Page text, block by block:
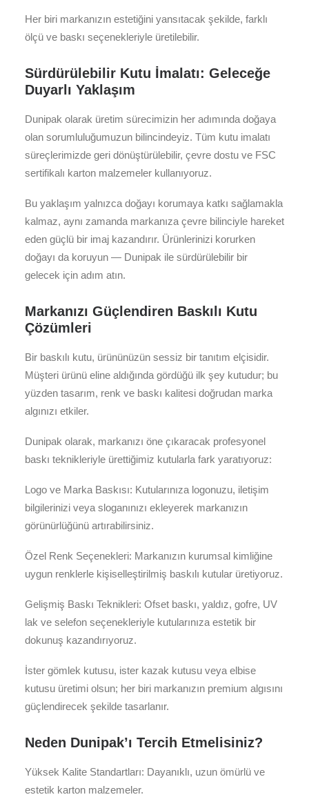
Her biri markanızın estetiğini yansıtacak şekilde, farklı
ölçü ve baskı seçenekleriyle üretilebilir.
Sürdürülebilir Kutu İmalatı: Geleceğe
Duyarlı Yaklaşım
Dunipak olarak üretim sürecimizin her adımında doğaya
olan sorumluluğumuzun bilincindeyiz. Tüm kutu imalatı
süreçlerimizde geri dönüştürülebilir, çevre dostu ve FSC
sertifikalı karton malzemeler kullanıyoruz.
Bu yaklaşım yalnızca doğayı korumaya katkı sağlamakla
kalmaz, aynı zamanda markanıza çevre bilinciyle hareket
eden güçlü bir imaj kazandırır. Ürünlerinizi korurken
doğayı da koruyun — Dunipak ile sürdürülebilir bir
gelecek için adım atın.
Markanızı Güçlendiren Baskılı Kutu
Çözümleri
Bir baskılı kutu, ürününüzün sessiz bir tanıtım elçisidir.
Müşteri ürünü eline aldığında gördüğü ilk şey kutudur; bu
yüzden tasarım, renk ve baskı kalitesi doğrudan marka
algınızı etkiler.
Dunipak olarak, markanızı öne çıkaracak profesyonel
baskı teknikleriyle ürettiğimiz kutularla fark yaratıyoruz:
Logo ve Marka Baskısı: Kutularınıza logonuzu, iletişim
bilgilerinizi veya sloganınızı ekleyerek markanızın
görünürlüğünü artırabilirsiniz.
Özel Renk Seçenekleri: Markanızın kurumsal kimliğine
uygun renklerle kişiselleştirilmiş baskılı kutular üretiyoruz.
Gelişmiş Baskı Teknikleri: Ofset baskı, yaldız, gofre, UV
lak ve selefon seçenekleriyle kutularınıza estetik bir
dokunuş kazandırıyoruz.
İster gömlek kutusu, ister kazak kutusu veya elbise
kutusu üretimi olsun; her biri markanızın premium algısını
güçlendirecek şekilde tasarlanır.
Neden Dunipak’ı Tercih Etmelisiniz?
Yüksek Kalite Standartları: Dayanıklı, uzun ömürlü ve
estetik karton malzemeler.